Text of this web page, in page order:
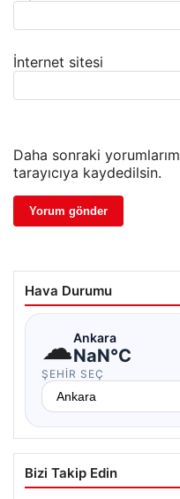
İnternet sitesi
Daha sonraki
tarayıcıya kaydedilsin.
Hava Durumu
☁Ankara
NaN°C
ŞEHIR SEÇ
Bizi Takip Edin